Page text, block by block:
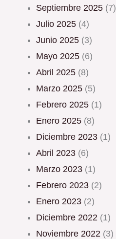
septiembre 2025 (7)
julio 2025 (4)
junio 2025 (3)
mayo 2025 (6)
abril 2025 (8)
marzo 2025 (5)
febrero 2025 (1)
enero 2025 (8)
diciembre 2023 (1)
abril 2023 (6)
marzo 2023 (1)
febrero 2023 (2)
enero 2023 (2)
diciembre 2022 (1)
noviembre 2022 (3)